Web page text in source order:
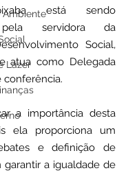
Ambiente
Lazer
está sendo
pela servidora da
Social,
atua como Delegada
conferência.
a importância desta
ela proporciona um
e definição de
garantir a igualdade de